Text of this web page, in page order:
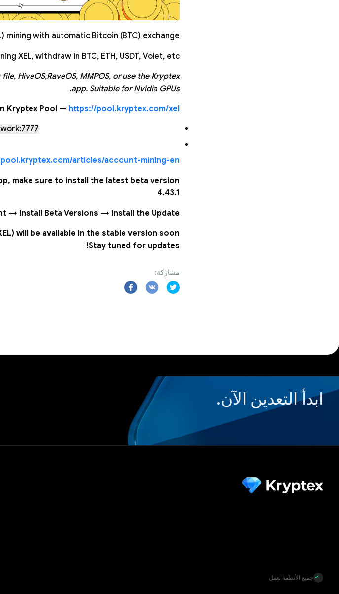
mining with automatic Bitcoin (BTC) exchange.
XEL, withdraw in BTC, ETH, USDT, Volet, etc.
HiveOS,RaveOS, MMPOS, or use the Kryptex
app. Suitable for Nvidia GPUs.
Kryptex Pool — https://pool.kryptex.com/xel
articles/account-mining-en
make sure to install the latest beta version
4.43.1
→ Install Beta Versions → Install the Update.
will be available in the stable version soon.
Stay tuned for updates!
مشاركة:
ابدأ التعدين الآن.
جميع الأنظمة تعمل